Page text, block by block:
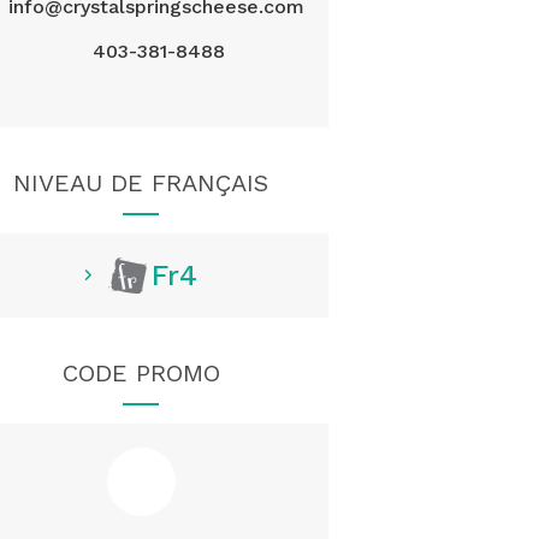
info@crystalspringscheese.com
403-381-8488
NIVEAU DE FRANÇAIS
Fr4
CODE PROMO